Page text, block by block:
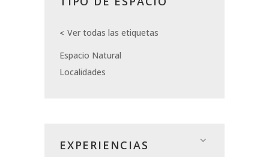
Ver todas las etiquetas
Espacio Natural
Localidades
EXPERIENCIAS